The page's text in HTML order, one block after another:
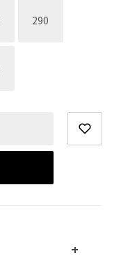
재고없음290